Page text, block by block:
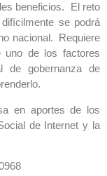
beneficios. El reto
se podrá
nacional. Requiere
uno de los factores
de gobernanza de
en aportes de los
de Internet y la